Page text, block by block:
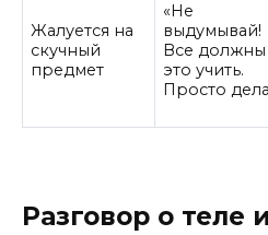
Жалуется на
скучный
предмет
«Не
выдумывай!
Все должны
это учить.
Просто
Разговор о теле